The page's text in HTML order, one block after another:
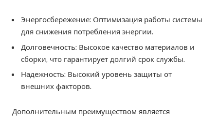
Энергосбережение: Оптимизация работы системы
для снижения потребления энергии.
Долговечность: Высокое качество материалов и
сборки, что гарантирует долгий срок службы.
Надежность: Высокий уровень защиты от
внешних факторов.
Дополнительным преимуществом является